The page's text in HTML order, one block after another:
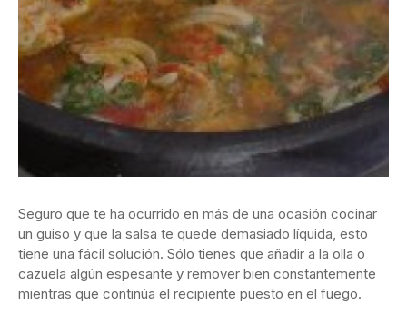
Seguro que te ha ocurrido en más de una ocasión cocinar
un guiso y que la salsa te quede demasiado líquida, esto
tiene una fácil solución. Sólo tienes que añadir a la olla o
cazuela algún espesante y remover bien constantemente
mientras que continúa el recipiente puesto en el fuego.